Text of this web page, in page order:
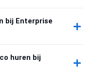
bij Enterprise
huren bij